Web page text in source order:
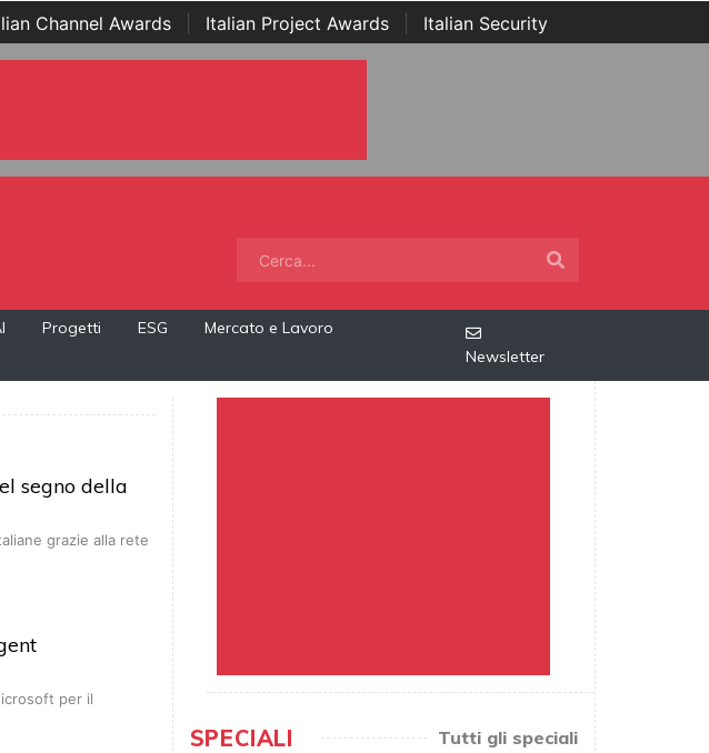
Channel Awards Italian Project Awards
Italian Security
...
Progetti ESG
Mercato e Lavoro
Newsletter
segno della
grazie alla rete
per il
SPECIALI Tutti gli speciali